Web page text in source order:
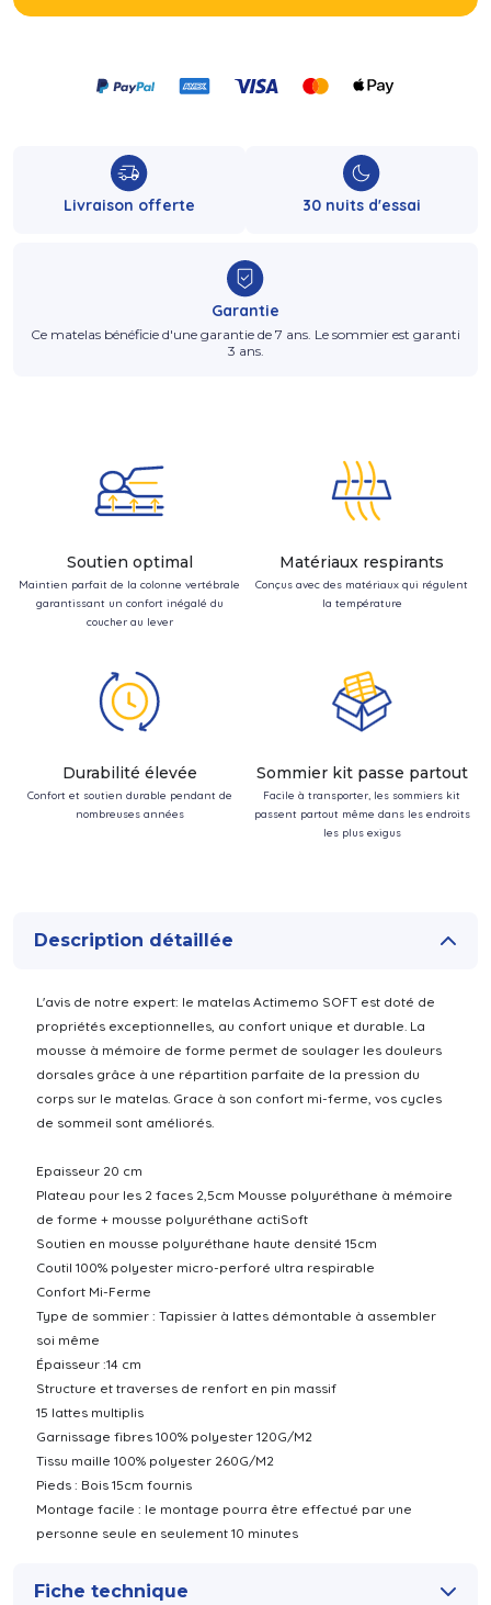
Livraison offerte 30 nuits d'essai
Garantie
Ce matelas bénéficie d'une garantie de 7 ans. Le sommier est garanti
3 ans.
Soutien optimal
Maintien parfait de la colonne vertébrale
garantissant un confort inégalé du
coucher au lever
Matériaux respirants
Conçus avec des matériaux qui régulent
la température
Durabilité élevée
Confort et soutien durable pendant de
nombreuses années
Sommier kit passe partout
Facile à transporter, les sommiers kit
passent partout même dans les endroits
les plus exigus
Description détaillée
L'avis de notre expert: le matelas Actimemo SOFT est doté de
propriétés exceptionnelles, au confort unique et durable. La
mousse à mémoire de forme permet de soulager les douleurs
dorsales grâce à une répartition parfaite de la pression du
corps sur le matelas. Grace à son confort mi-ferme, vos cycles
de sommeil sont améliorés.
Epaisseur 20 cm
Plateau pour les 2 faces 2,5cm Mousse polyuréthane à mémoire
de forme + mousse polyuréthane actiSoft
Soutien en mousse polyuréthane haute densité 15cm
Coutil 100% polyester micro-perforé ultra respirable
Confort Mi-Ferme
Type de sommier : Tapissier à lattes démontable à assembler
soi même
Épaisseur :14 cm
Structure et traverses de renfort en pin massif
15 lattes multiplis
Garnissage fibres 100% polyester 120G/M2
Tissu maille 100% polyester 260G/M2
Pieds : Bois 15cm fournis
Montage facile : le montage pourra être effectué par une
personne seule en seulement 10 minutes
Fiche technique